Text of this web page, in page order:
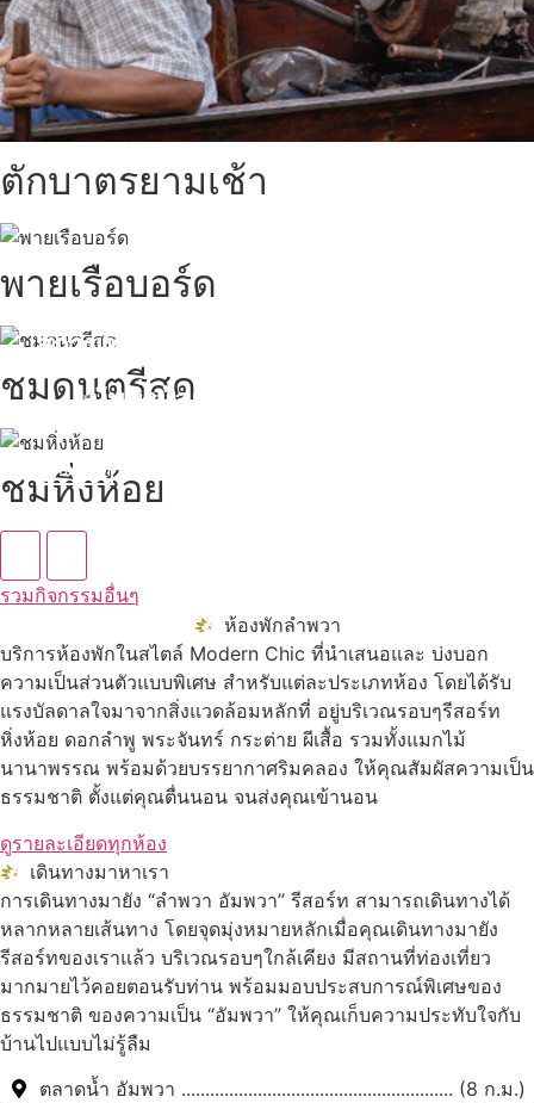
นับหิ่งห้อย ร้อยลำพู ดูพระจันทร์
ตักบาตรยามเช้า
พายเรือบอร์ด
ชมดนตรีสด
ชมหิ่งห้อย
รวมกิจกรรมอื่นๆ
ห้องพักลำพวา
บริการห้องพักในสไตล์ Modern Chic ที่นำเสนอและ บ่งบอก
ความเป็นส่วนตัวแบบพิเศษ สำหรับแต่ละประเภทห้อง โดยได้รับ
แรงบัลดาลใจมาจากสิ่งแวดล้อมหลักที่ อยู่บริเวณรอบๆรีสอร์ท
หิ่งห้อย ดอกลำพู พระจันทร์ กระต่าย ผีเสื้อ รวมทั้งแมกไม้
นานาพรรณ พร้อมด้วยบรรยากาศริมคลอง ให้คุณสัมผัสความเป็น
ธรรมชาติ ตั้งแต่คุณตื่นนอน จนส่งคุณเข้านอน
ดูรายละเอียดทุกห้อง
เดินทางมาหาเรา
การเดินทางมายัง “ลำพวา อัมพวา” รีสอร์ท สามารถเดินทางได้
หลากหลายเส้นทาง โดยจุดมุ่งหมายหลักเมื่อคุณเดินทางมายัง
รีสอร์ทของเราแล้ว บริเวณรอบๆใกล้เคียง มีสถานที่ท่องเที่ยว
มากมายไว้คอยตอนรับท่าน พร้อมมอบประสบการณ์พิเศษของ
ธรรมชาติ ของความเป็น “อัมพวา” ให้คุณเก็บความประทับใจกับ
บ้านไปแบบไม่รู้ลืม
ตลาดน้ำ อัมพวา ......................................................... (8 ก.ม.)
สถานที่ท่องเที่ยวรอบรีสอร์ท
"ตลาดน้ำอัมพวา"
ดูทั้งหมด